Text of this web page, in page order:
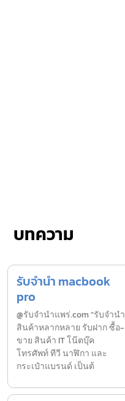
บทความ
รับจำนำ macbook
pro
@รับจำนำแพร่.com “รับจำนำ
สินค้าหลากหลาย รับฝาก ซื้อ-
ขาย สินค้า IT โน๊ตบุ๊ค
โทรศัพท์ ทีวี นาฬิกา และ
กระเป๋าแบรนด์ เป็นต้